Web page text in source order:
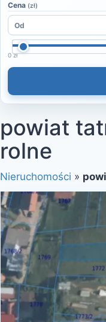
Cena (zł)
0 zł
powiat
rolne
Nieruchomości »